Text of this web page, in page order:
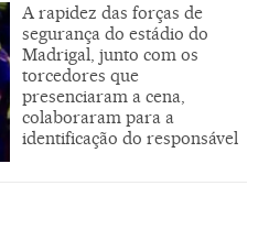
A rapidez das forças de
segurança do estádio do
Madrigal, junto com os
torcedores que
presenciaram a cena,
colaboraram para a
identificação do responsável